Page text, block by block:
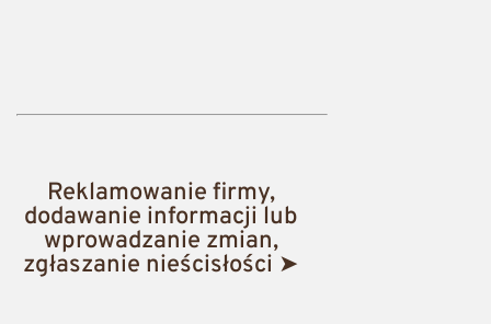
Reklamowanie firmy,
dodawanie informacji lub
wprowadzanie zmian,
zgłaszanie nieścisłości ➤